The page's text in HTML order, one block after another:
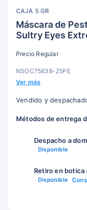
CAJA 5 GR
Máscara de
Sultry Eyes
Precio Regular
NSOC75838-25PE
Ver más
Vendido y
Métodos de entrega
Despacho a
Disponible
Retiro en botica
Disponible